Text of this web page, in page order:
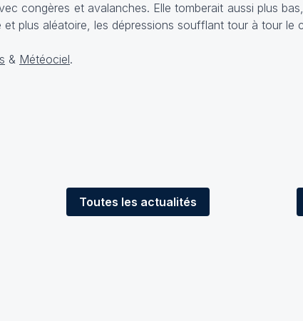
congères et avalanches. Elle tomberait aussi plus
et plus aléatoire, les dépressions soufflant tour à tour le
& Météociel.
Toutes les actualités